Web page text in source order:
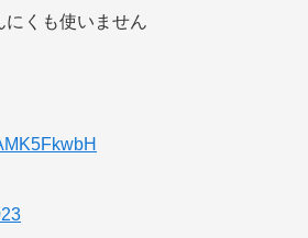
にくも使いません